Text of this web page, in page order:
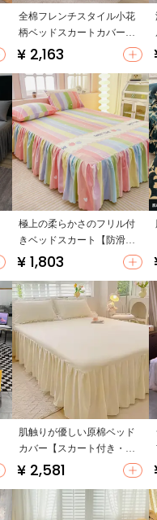
全棉フレンチスタイル小花
柄ベッドスカートカバー
【防塵・滑り止め付き】
（セットアップ対応）
¥ 2,163
極上の柔らかさのフリル付
きベッドスカート【防滑・
防塵・クッションカバー付
き】（セットアップ対応）
¥ 1,803
肌触りが優しい原棉ベッド
カバー【スカート付き・フ
ァミリー用・マルチシーズ
ン】（セットアップ対応）
¥ 2,581